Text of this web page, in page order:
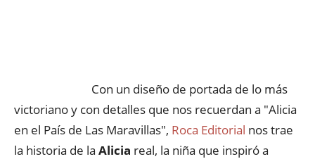
Con un diseño de portada de lo más
victoriano y con detalles que nos recuerdan a "Alicia
en el País de Las Maravillas", Roca Editorial nos trae
la historia de la Alicia real, la niña que inspiró a